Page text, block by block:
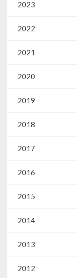
Webmail
2023
2022
2021
2020
2019
2018
2017
2016
2015
2014
2013
2012